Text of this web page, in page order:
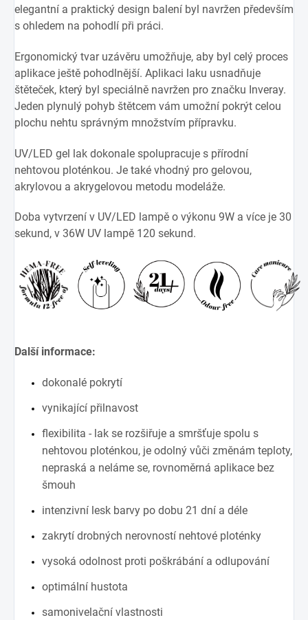
elegantní a praktický design balení byl navržen především
s ohledem na pohodlí při práci.
Ergonomický tvar uzávěru umožňuje, aby byl celý proces
aplikace ještě pohodlnější. Aplikaci laku usnadňuje
štěteček, který byl speciálně navržen pro značku Inveray.
Jeden plynulý pohyb štětcem vám umožní pokrýt celou
plochu nehtu správným množstvím přípravku.
UV/LED gel lak dokonale spolupracuje s přírodní
nehtovou ploténkou. Je také vhodný pro gelovou,
akrylovou a akrygelovou metodu modeláže.
Doba vytvrzení v UV/LED lampě o výkonu 9W a více je 30
sekund, v 36W UV lampě 120 sekund.
Další informace:
dokonalé pokrytí
vynikající přilnavost
flexibilita - lak se rozšiřuje a smršťuje spolu s
nehtovou ploténkou, je odolný vůči změnám teploty,
nepraská a neláme se, rovnoměrná aplikace bez
šmouh
intenzivní lesk barvy po dobu 21 dní a déle
zakrytí drobných nerovností nehtové ploténky
vysoká odolnost proti poškrábání a odlupování
optimální hustota
samonivelační vlastnosti